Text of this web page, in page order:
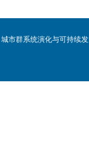
城市群系统演化与可持续